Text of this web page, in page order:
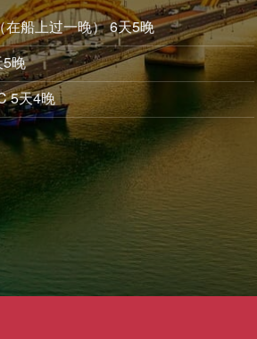
船上过一晚） 6天5晚
晚
5天4晚